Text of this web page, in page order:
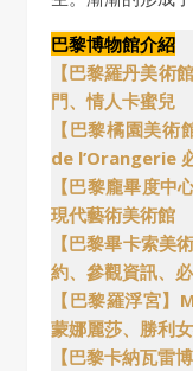
巴黎博物館介紹
【巴黎羅丹美術
門、情人卡蜜兒
【巴黎橘園美
de l’Orangerie
【巴黎龐畢度
現代藝術美術館
【巴黎畢卡索
約、參觀資訊、
【巴黎羅浮宮
蒙娜麗莎、勝利
【巴黎卡納瓦